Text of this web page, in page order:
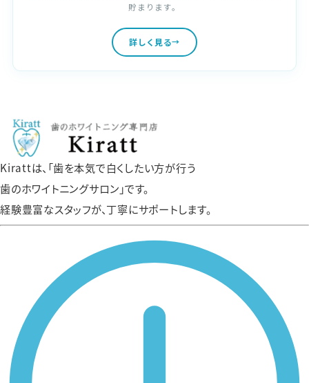
貯まります。
詳しく見る
Kirattは、「歯を本気で白くしたい方が行う
歯のホワイトニングサロン」です。
経験豊富なスタッフが、丁寧にサポートします。